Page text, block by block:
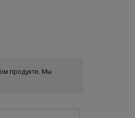
продукте. Мы